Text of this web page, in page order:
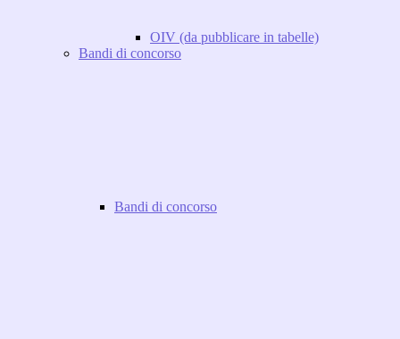
OIV (da pubblicare in tabelle)
Bandi di concorso
Bandi di concorso